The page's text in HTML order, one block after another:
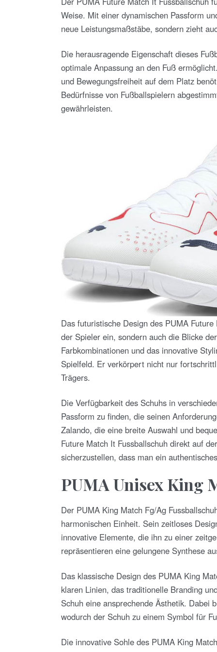
Weise. Mit einer dynamischen Passform
neue Leistungsmaßstäbe, sondern zieht
Die herausragende Eigenschaft dieses
optimale Anpassung an den Fuß
und Bewegungsfreiheit auf dem Platz
Bedürfnisse von Fußballspielern
gewährleisten.
Das futuristische Design des PUMA
der Spieler ein, sondern auch die Blicke
Farbkombinationen und das innovative
Spielfeld. Er verkörpert nicht nur
Trägers.
Die Verfügbarkeit des Schuhs in
Passform zu finden, die seinen
Zalando, die eine breite Auswahl und
Future Match It Fussballschuh direkt auf
sicherzustellen, dass man ein
PUMA Unisex King
Der PUMA King Match Fg/Ag
harmonischen Einheit. Sein zeitloses
innovative Elemente, die ihn zu einer
repräsentieren eine gelungene Synthese
Das klassische Design des PUMA King
klaren Linien, das traditionelle Branding
Schuh eine ansprechende Ästhetik. Dabei
wodurch der Schuh zu einem Symbol für
Die innovative Sohle des PUMA King